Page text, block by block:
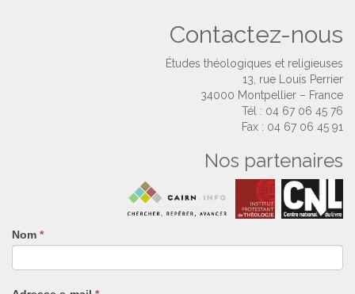
Contactez-nous
Études théologiques et religieuses
13, rue Louis Perrier
34000 Montpellier – France
Tél : 04 67 06 45 76
Fax : 04 67 06 45 91
Nos partenaires
Nom *
Si
vous
êtes